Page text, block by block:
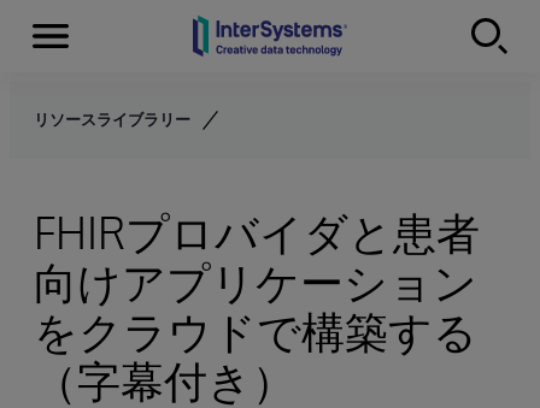
Skip to content
Menu
リソースライブラリー
FHIRプロバイダと患者
向けアプリケーション
をクラウドで構築する
（字幕付き）